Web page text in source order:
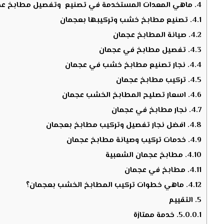
4. ماهي المعدات المستخدمة في تصنيع وتفصيل مطابخ
4.1. تصنيع مطابخ خشب وتركيبها بعجمان
4.2. صيانة المطابخ عجمان
4.3. تفصيل مطابخ في عجمان
4.4. نجار تصنيع مطابخ خشب في عجمان
4.5. تركيب مطابخ عجمان
4.6. اسعار تصليح المطابخ الخشب عجمان
4.7. نجار مطابخ في عجمان
4.8. افضل نجار تفصيل وتركيب مطابخ بعجمان
4.9. خدمات تركيب وصيانة مطابخ عجمان
4.10. مطابخ عجمان الشعبية
4.11. مطابخ في عجمان
4.12. ماهي خطوات تركيب المطابخ الخشب بعجمان؟
5. التقييم
5.0.0.1. خدمة ممتازة